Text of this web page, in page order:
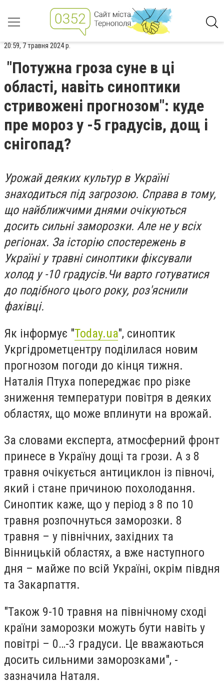
20:59, 7 травня 2024 р.
"Потужна гроза суне в ці
області, навіть синоптики
стривожені прогнозом": куде
пре мороз у -5 градусів, дощ і
снігопад?
Урожай деяких культур в Україні
знаходиться під загрозою. Справа в тому,
що найближчими днями очікуються
досить сильні заморозки. Але не у всіх
регіонах. За історію спостережень в
Україні у травні синоптики фіксували
холод у -10 градусів.Чи варто готуватися
до подібного цього року, роз'яснили
фахівці.
Як інформує "Today.ua", синоптик
Укргідрометцентру поділилася новим
прогнозом погоди до кінця тижня.
Наталія Птуха попереджає про різке
зниження температури повітря в деяких
областях, що може вплинути на врожай.
За словами експерта, атмосферний фронт
принесе в Україну дощі та грози. А з 8
травня очікується антициклон із півночі,
який і стане причиною похолодання.
Синоптик каже, що у період з 8 по 10
травня розпочнуться заморозки. 8
травня – у північних, західних та
Вінницькій областях, а вже наступного
дня – майже по всій Україні, окрім півдня
та Закарпаття.
"Також 9-10 травня на північному сході
країни заморозки можуть бути навіть у
повітрі – 0…-3 градуси. Це вважаються
досить сильними заморозками", -
зазначила Наталя.